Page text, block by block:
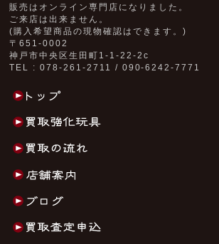
販売はオンライン専門店になりました。
ご来店は出来ません。
(購入希望商品の現物確認はできます。)
〒651-0002
神戸市中央区生田町1-1-22-2c
TEL : 078-261-2711 / 090-6242-7771